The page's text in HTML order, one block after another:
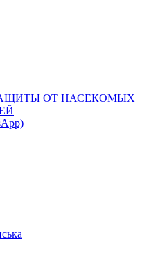
ОТ НАСЕКОМЫХ